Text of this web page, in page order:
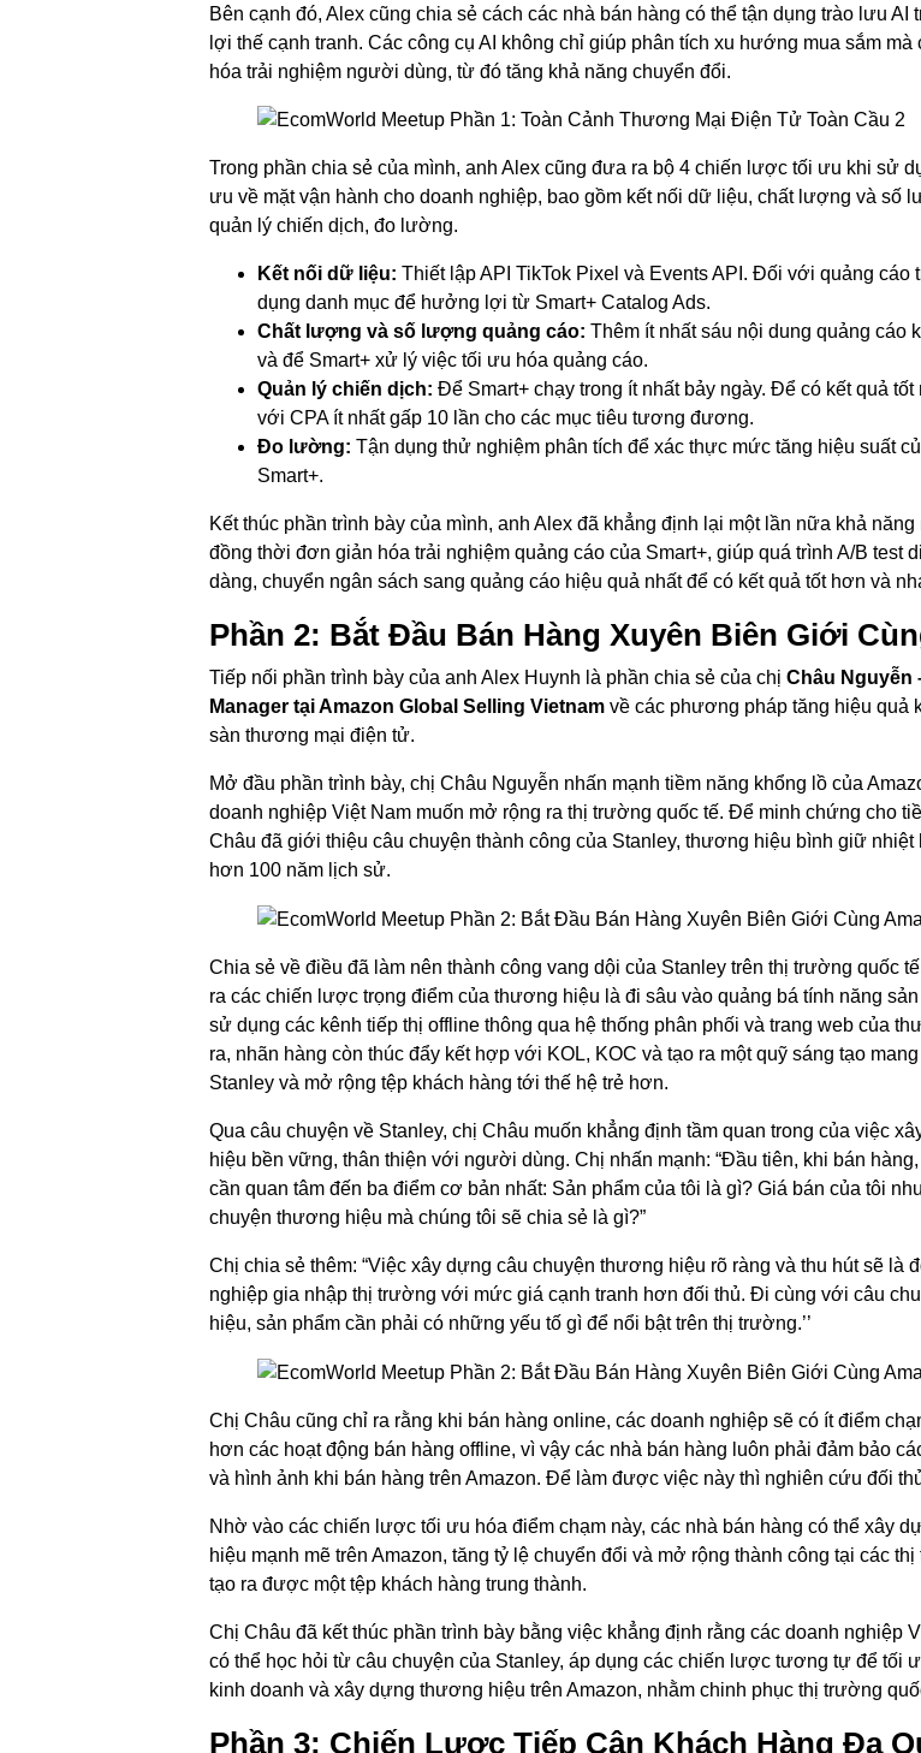
Bên cạnh đó, Alex cũng chia sẻ cách các nhà bán hàng có thể tận dụng trào lưu AI
lợi thế cạnh tranh. Các công cụ AI không chỉ giúp phân tích xu hướng mua sắm mà
hóa trải nghiệm người dùng, từ đó tăng khả năng chuyển đổi.
Trong phần chia sẻ của mình, anh Alex cũng đưa ra bộ 4 chiến lược tối ưu khi sử
ưu về mặt vận hành cho doanh nghiệp, bao gồm kết nối dữ liệu, chất lượng và số
quản lý chiến dịch, đo lường.
Kết nối dữ liệu: Thiết lập API TikTok Pixel và Events API. Đối với quảng cáo
dụng danh mục để hưởng lợi từ Smart+ Catalog Ads.
Chất lượng và số lượng quảng cáo: Thêm ít nhất sáu nội dung quảng cáo
và để Smart+ xử lý việc tối ưu hóa quảng cáo.
Quản lý chiến dịch: Để Smart+ chạy trong ít nhất bảy ngày. Để có kết quả tốt
với CPA ít nhất gấp 10 lần cho các mục tiêu tương đương.
Đo lường: Tận dụng thử nghiệm phân tích để xác thực mức tăng hiệu suất
Smart+.
Kết thúc phần trình bày của mình, anh Alex đã khẳng định lại một lần nữa khả
đồng thời đơn giản hóa trải nghiệm quảng cáo của Smart+, giúp quá trình A/B test
dàng, chuyển ngân sách sang quảng cáo hiệu quả nhất để có kết quả tốt hơn và
Phần 2: Bắt Đầu Bán Hàng Xuyên Biên Giới
Tiếp nối phần trình bày của anh Alex Huynh là phần chia sẻ của chị Châu Nguyễn
Manager tại Amazon Global Selling Vietnam về các phương pháp tăng hiệu quả
sàn thương mại điện tử.
Mở đầu phần trình bày, chị Châu Nguyễn nhấn mạnh tiềm năng khổng lồ của
doanh nghiệp Việt Nam muốn mở rộng ra thị trường quốc tế. Để minh chứng cho
Châu đã giới thiệu câu chuyện thành công của Stanley, thương hiệu bình giữ
hơn 100 năm lịch sử.
Chia sẻ về điều đã làm nên thành công vang dội của Stanley trên thị trường quốc
ra các chiến lược trọng điểm của thương hiệu là đi sâu vào quảng bá tính năng
sử dụng các kênh tiếp thị offline thông qua hệ thống phân phối và trang web của
ra, nhãn hàng còn thúc đẩy kết hợp với KOL, KOC và tạo ra một quỹ sáng tạo
Stanley và mở rộng tệp khách hàng tới thế hệ trẻ hơn.
Qua câu chuyện về Stanley, chị Châu muốn khẳng định tầm quan trong của việc
hiệu bền vững, thân thiện với người dùng. Chị nhấn mạnh: “Đầu tiên, khi bán
cần quan tâm đến ba điểm cơ bản nhất: Sản phẩm của tôi là gì? Giá bán của tôi
chuyện thương hiệu mà chúng tôi sẽ chia sẻ là gì?”
Chị chia sẻ thêm: “Việc xây dựng câu chuyện thương hiệu rõ ràng và thu hút sẽ là
nghiệp gia nhập thị trường với mức giá cạnh tranh hơn đối thủ. Đi cùng với câu
hiệu, sản phẩm cần phải có những yếu tố gì để nổi bật trên thị trường.’’
Chị Châu cũng chỉ ra rằng khi bán hàng online, các doanh nghiệp sẽ có ít điểm
hơn các hoạt động bán hàng offline, vì vậy các nhà bán hàng luôn phải đảm bảo
và hình ảnh khi bán hàng trên Amazon. Để làm được việc này thì nghiên cứu đối
Nhờ vào các chiến lược tối ưu hóa điểm chạm này, các nhà bán hàng có thể xây
hiệu mạnh mẽ trên Amazon, tăng tỷ lệ chuyển đổi và mở rộng thành công tại các
tạo ra được một tệp khách hàng trung thành.
Chị Châu đã kết thúc phần trình bày bằng việc khẳng định rằng các doanh nghiệp
có thể học hỏi từ câu chuyện của Stanley, áp dụng các chiến lược tương tự để tối
kinh doanh và xây dựng thương hiệu trên Amazon, nhằm chinh phục thị trường
Phần 3: Chiến Lược Tiếp Cận Khách Hàng Đa